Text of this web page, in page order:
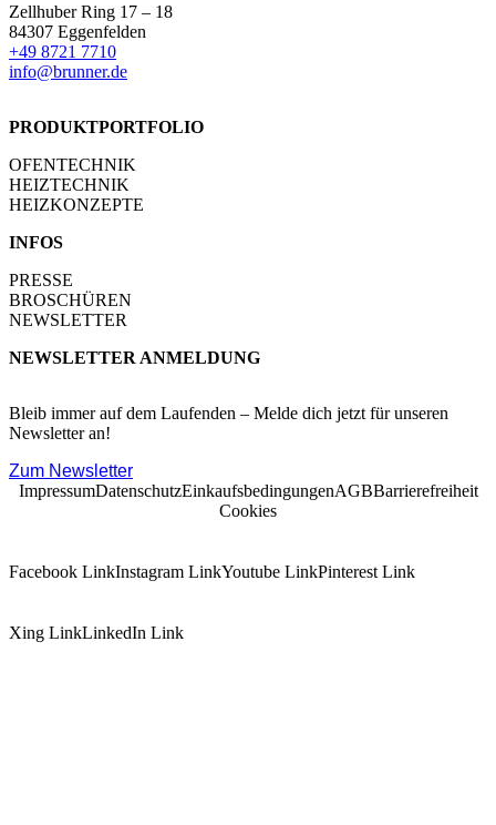
Zellhuber Ring 17 – 18
84307 Eggenfelden
+49 8721 7710
info@brunner.de
PRODUKTPORTFOLIO
OFENTECHNIK
HEIZTECHNIK
HEIZKONZEPTE
INFOS
PRESSE
BROSCHÜREN
NEWSLETTER
NEWSLETTER ANMELDUNG
Bleib immer auf dem Laufenden – Melde dich jetzt für unseren
Newsletter an!
Zum Newsletter
ImpressumDatenschutzEinkaufsbedingungenAGBBarrierefreiheit
Cookies
Facebook LinkInstagram LinkYoutube LinkPinterest Link
Xing LinkLinkedIn Link